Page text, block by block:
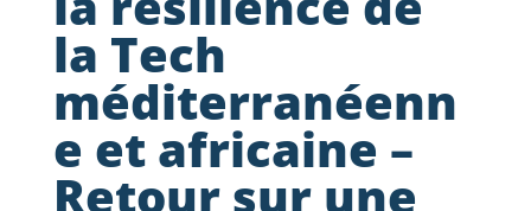
la Tech
méditerranéenn
e et africaine –
Retour sur une